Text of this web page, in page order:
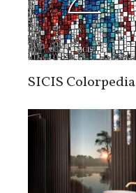
SICIS Colorpedia